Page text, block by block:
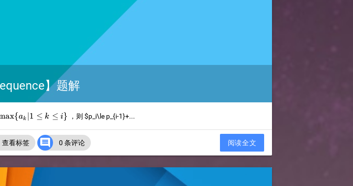
】题解
ax{ak ∣1 ≤ k ≤ i} ，则$p_i\le p_{i-1}+...
查看标签  0 条评论 阅读全文